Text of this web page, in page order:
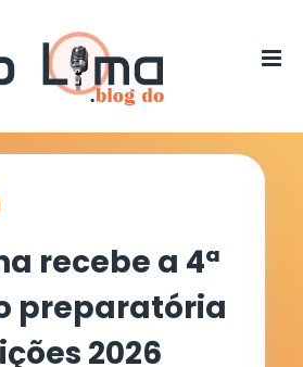
recebe a 4ª
preparatória
2026